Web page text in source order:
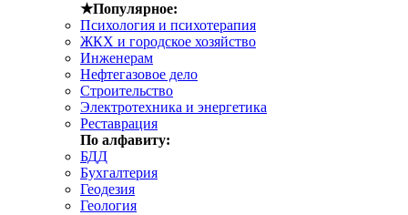
★Популярное:
Психология и психотерапия
ЖКХ и городское хозяйство
Инженерам
Нефтегазовое дело
Строительство
Электротехника и энергетика
Реставрация
По алфавиту:
БДД
Бухгалтерия
Геодезия
Геология